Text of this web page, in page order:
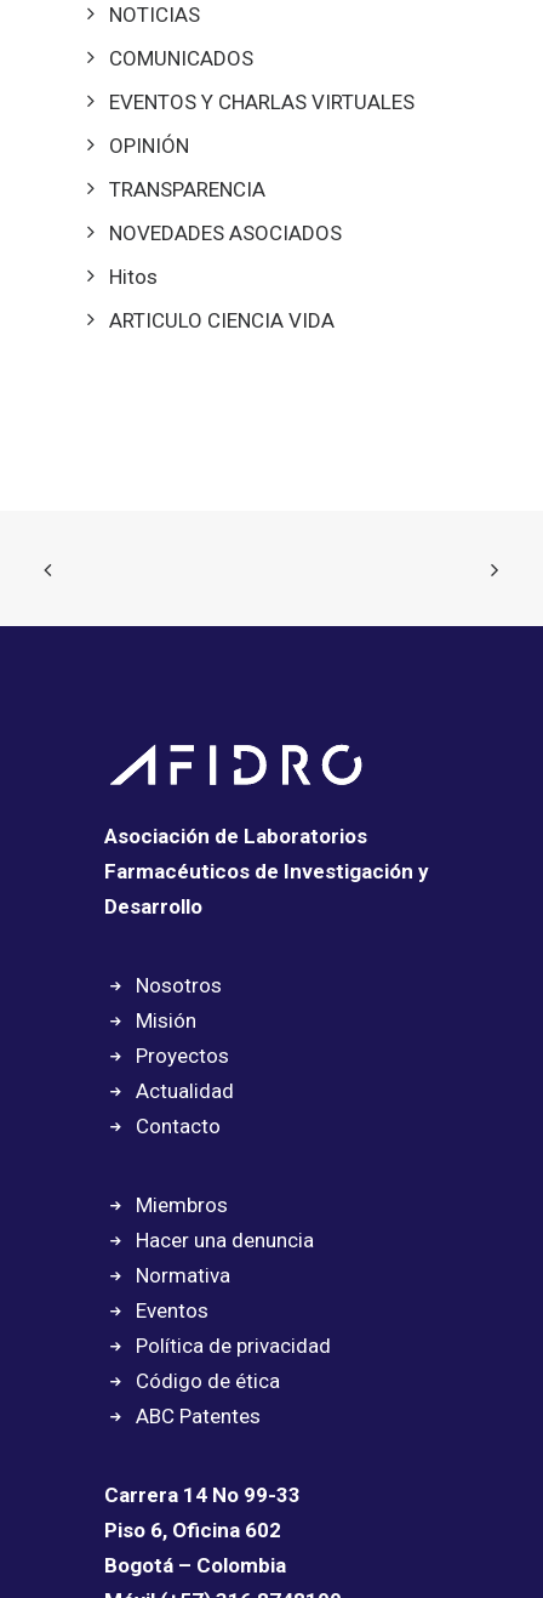
NOTICIAS
COMUNICADOS
EVENTOS Y CHARLAS VIRTUALES
OPINIÓN
TRANSPARENCIA
NOVEDADES ASOCIADOS
Hitos
ARTICULO CIENCIA VIDA
Asociación de Laboratorios
Farmacéuticos de Investigación y
Desarrollo
Nosotros
Misión
Proyectos
Actualidad
Contacto
Miembros
Hacer una denuncia
Normativa
Eventos
Política de privacidad
Código de ética
ABC Patentes
Carrera 14 No 99-33
Piso 6, Oficina 602
Bogotá – Colombia